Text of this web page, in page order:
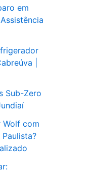
em
|
Sub-Zero
Wolf com